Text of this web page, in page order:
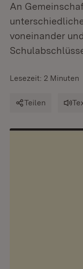
An
voneinander
Lesezeit: 2 Minuten
Teilen